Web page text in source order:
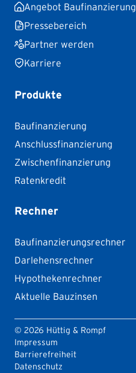
Angebot Baufinanzierung
Pressebereich
Partner werden
Karriere
Produkte
Baufinanzierung
Anschlussfinanzierung
Zwischenfinanzierung
Ratenkredit
Rechner
Baufinanzierungsrechner
Darlehensrechner
Hypothekenrechner
Aktuelle Bauzinsen
© 2026 Hüttig & Rompf
Impressum
Barrierefreiheit
Datenschutz